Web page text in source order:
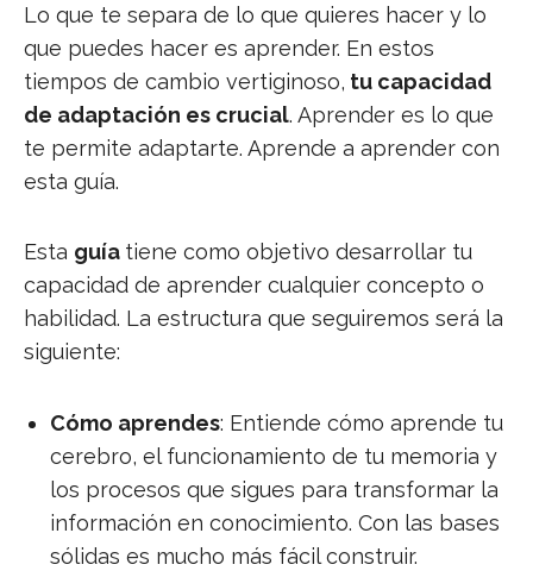
Lo que te separa de lo que quieres hacer y lo
que puedes hacer es aprender. En estos
tiempos de cambio vertiginoso, tu capacidad
de adaptación es crucial. Aprender es lo que
te permite adaptarte. Aprende a aprender con
esta guía.
Esta guía tiene como objetivo desarrollar tu
capacidad de aprender cualquier concepto o
habilidad. La estructura que seguiremos será la
siguiente:
Cómo aprendes: Entiende cómo aprende tu
cerebro, el funcionamiento de tu memoria y
los procesos que sigues para transformar la
información en conocimiento. Con las bases
sólidas es mucho más fácil construir.